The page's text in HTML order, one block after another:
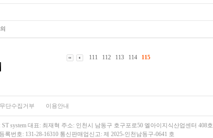
111 112 113 114 115
단수집거부 이용안내
ST system 대표: 최재혁 주소: 인천시 남동구 호구포로50 엘아이지식산업센터 408호
록번호: 131-28-16310 통신판매업신고: 제 2025-인천남동구-0641 호